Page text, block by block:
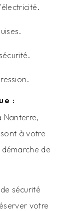
:
Nanterre,
à votre
de
sécurité
votre